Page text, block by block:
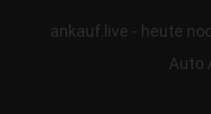
ankauf.live - heute
Auto